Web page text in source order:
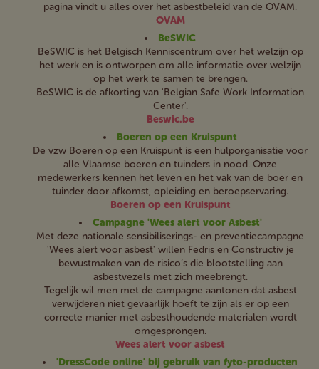
pagina vindt u alles over het asbestbeleid van de OVAM.
OVAM
BeSWIC
BeSWIC is het Belgisch Kenniscentrum over het welzijn op
het werk en is ontworpen om alle informatie over welzijn
op het werk te samen te brengen.
BeSWIC is de afkorting van 'Belgian Safe Work Information
Center'.
Beswic.be
Boeren op een Kruispunt
De vzw Boeren op een Kruispunt is een hulporganisatie voor
alle Vlaamse boeren en tuinders in nood. Onze
medewerkers kennen het leven en het vak van de boer en
tuinder door afkomst, opleiding en beroepservaring.
Boeren op een Kruispunt
Campagne 'Wees alert voor Asbest'
Met deze nationale sensibiliserings- en preventiecampagne
'Wees alert voor asbest' willen Fedris en Constructiv je
bewustmaken van de risico’s die blootstelling aan
asbestvezels met zich meebrengt.
Tegelijk wil men met de campagne aantonen dat asbest
verwijderen niet gevaarlijk hoeft te zijn als er op een
correcte manier met asbesthoudende materialen wordt
omgesprongen.
Wees alert voor asbest
'DressCode online' bij gebruik van fyto-producten